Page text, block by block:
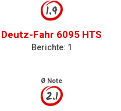
1.9
Deutz-Fahr 6095 HTS
Berichte: 1
Ø Note
2.1